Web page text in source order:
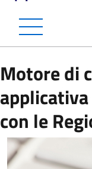
Motore di
con le